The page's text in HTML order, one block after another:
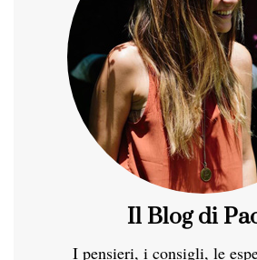
Il Blog di
I pensieri, i consigli, le